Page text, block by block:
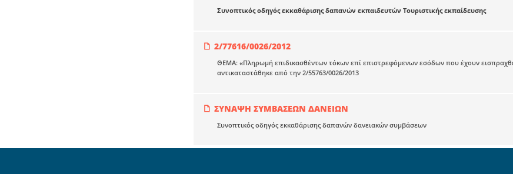
Συνοπτικός οδηγός εκκαθάρισης δαπανών εκπαιδευτών Τουριστικής εκπαίδευσης
2/77616/0026/2012
ΘΕΜΑ: «Πληρωμή επιδικασθέντων τόκων επί επιστρεφόμενων εσόδων που έχουν
αντικαταστάθηκε από την 2/55763/0026/2013
ΣΥΝΑΨΗ ΣΥΜΒΑΣΕΩΝ ΔΑΝΕΙΩΝ
Συνοπτικός οδηγός εκκαθάρισης δαπανών δανειακών συμβάσεων